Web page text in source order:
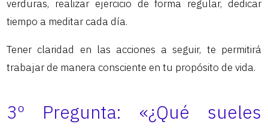
verduras, realizar ejercicio de forma regular, dedicar
tiempo a meditar cada día.
Tener claridad en las acciones a seguir, te permitirá
trabajar de manera consciente en tu propósito de vida.
3º Pregunta: «¿Qué sueles